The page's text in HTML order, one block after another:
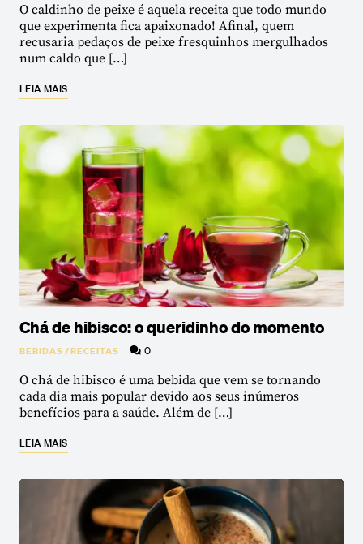
O caldinho de peixe é aquela receita que todo mundo
que experimenta fica apaixonado! Afinal, quem
recusaria pedaços de peixe fresquinhos mergulhados
num caldo que […]
LEIA MAIS
Chá de hibisco: o queridinho do momento
BEBIDAS/RECEITAS 0
O chá de hibisco é uma bebida que vem se tornando
cada dia mais popular devido aos seus inúmeros
benefícios para a saúde. Além de […]
LEIA MAIS